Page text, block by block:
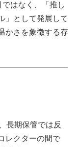
ではなく、「推し
」として発展して
かさを象徴する存
長期保管では反
レクターの間で